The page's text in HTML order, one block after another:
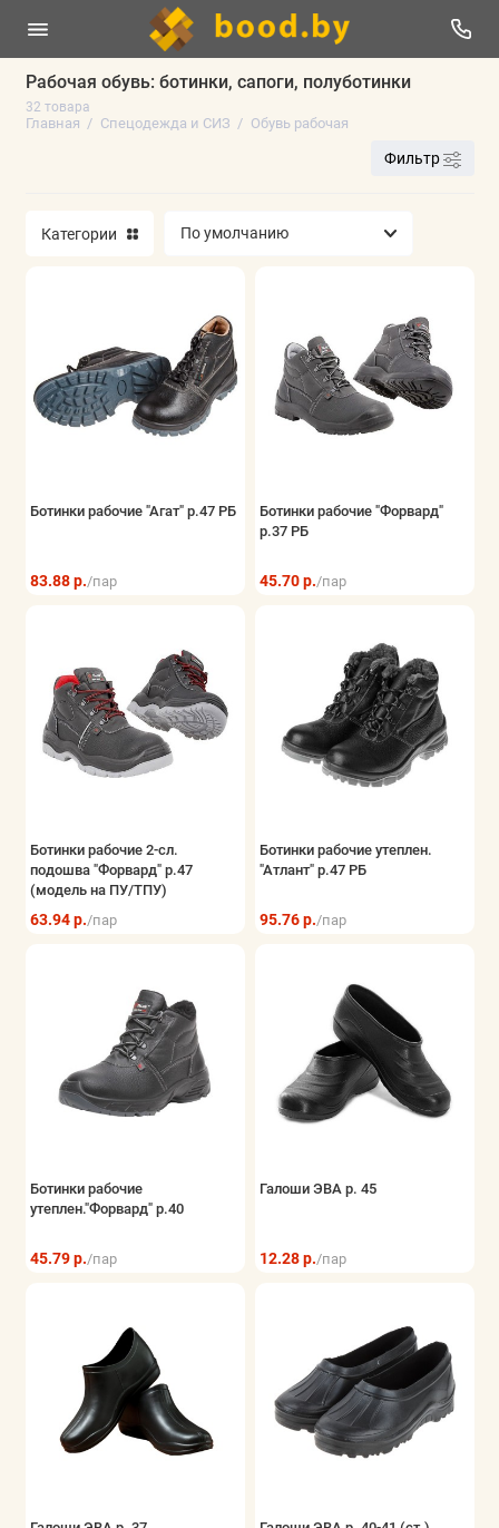
Рабочая обувь: ботинки, сапоги, полуботинки
32 товара
Главная Спецодежда и СИЗ Обувь рабочая
Перчатки
Средства защиты органов дыхания
Одежда с электроподогревом
Страховка и защита от падения
Наколенники
Показать все
Фильтр
Категории
Ботинки рабочие "Агат" р.47 РБ
83.88 р./пар
Ботинки рабочие "Форвард"
р.37 РБ
45.70 р./пар
Ботинки рабочие 2-сл.
подошва "Форвард" р.47
(модель на ПУ/ТПУ)
63.94 р./пар
Ботинки рабочие утеплен.
"Атлант" р.47 РБ
95.76 р./пар
Ботинки рабочие
утеплен."Форвард" р.40
45.79 р./пар
Галоши ЭВА р. 45
12.28 р./пар